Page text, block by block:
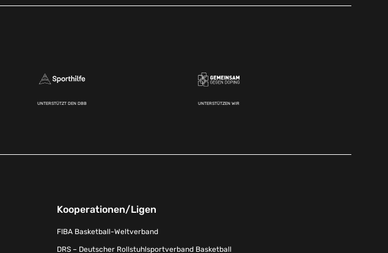
UNTERSTÜTZT DEN DBB UNTERSTÜTZEN WIR
Kooperationen/Ligen
FIBA Basketball-Weltverband
DRS – Deutscher Rollstuhlsportverband Basketball